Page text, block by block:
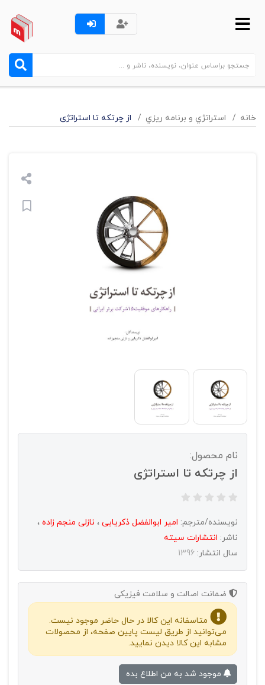
خانه استراتژي و برنامه ريزي از چرتکه تا استراتژی
نام محصول:
از چرتکه تا استراتژی
نویسنده/مترجم: امیر ابوالفضل ذکریایی ، نازلی منجم زاده ،
ناشر: انتشارات سيته
سال انتشار: 1396
ضمانت اصالت و سلامت فیزیکی
متاسفانه این کالا در حال حاضر موجود نیست.
می‌توانید از طریق لیست پایین صفحه، از محصولات
مشابه این کالا دیدن نمایید.